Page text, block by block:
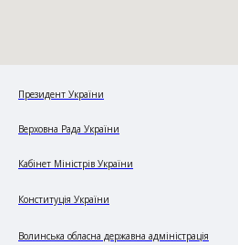
Президент України
Верховна Рада України
Кабінет Міністрів України
Конституція України
Волинська обласна державна адміністрація